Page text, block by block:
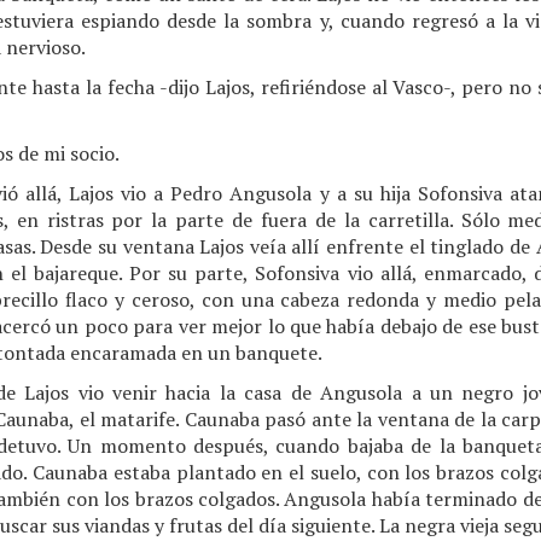
espiando desde la sombra y, cuando regresó a la
nervioso.
hasta la fecha -dijo Lajos, refiriéndose al Vasco-, pero no
de mi socio.
allá, Lajos vio a Pedro Angusola y a su hija Sofonsiva
en ristras por la parte de fuera de la carretilla. Sólo
Desde su ventana Lajos veía allí enfrente el tinglado de
bajareque. Por su parte, Sofonsiva vio allá, enmarcado,
flaco y ceroso, con una cabeza redonda y medio
un poco para ver mejor lo que había debajo de ese
encaramada en un banquete.
Lajos vio venir hacia la casa de Angusola a un negro
el matarife. Caunaba pasó ante la ventana de la
Un momento después, cuando bajaba de la
Caunaba estaba plantado en el suelo, con los brazos
con los brazos colgados. Angusola había terminado
sus viandas y frutas del día siguiente. La negra vieja